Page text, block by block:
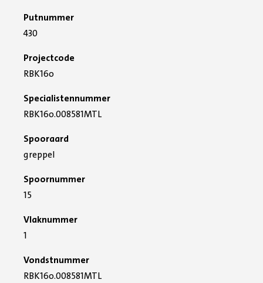
Putnummer
430
Projectcode
RBK16o
Specialistennummer
RBK16o.008581MTL
Spooraard
greppel
Spoornummer
15
Vlaknummer
1
Vondstnummer
RBK16o.008581MTL